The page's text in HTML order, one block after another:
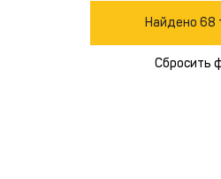
Найдено 68
Сбросить